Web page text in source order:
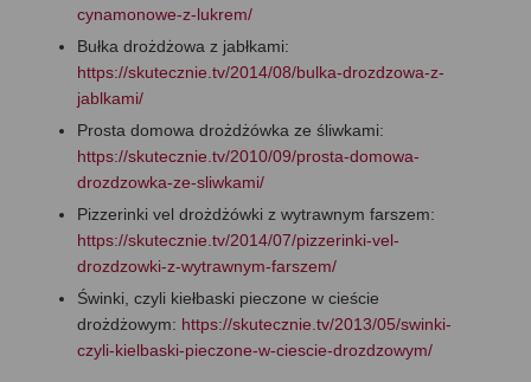
cynamonowe-z-lukrem/
Bułka drożdżowa z jabłkami:
https://skutecznie.tv/2014/08/bulka-drozdzowa-z-
jablkami/
Prosta domowa drożdżówka ze śliwkami:
https://skutecznie.tv/2010/09/prosta-domowa-
drozdzowka-ze-sliwkami/
Pizzerinki vel drożdżówki z wytrawnym farszem:
https://skutecznie.tv/2014/07/pizzerinki-vel-
drozdzowki-z-wytrawnym-farszem/
Świnki, czyli kiełbaski pieczone w cieście
drożdżowym: https://skutecznie.tv/2013/05/swinki-
czyli-kielbaski-pieczone-w-ciescie-drozdzowym/